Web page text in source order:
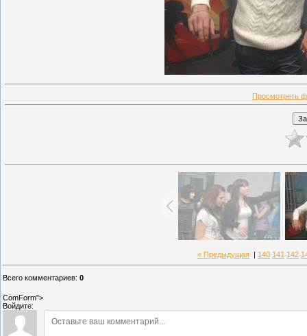
Просмотреть
« Предыдущая 140 141 142
Всего комментариев: 0
ComForm">
Войдите: